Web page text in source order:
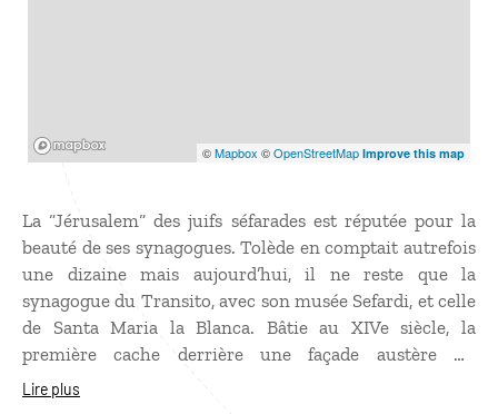
©Mapbox ©OpenStreetMap Improve this map
La “Jérusalem“ des juifs séfarades est réputée pour la
beauté de ses synagogues. Tolède en comptait autrefois
une dizaine mais aujourd’hui, il ne reste que la
synagogue du Transito, avec son musée Sefardi, et celle
de Santa Maria la Blanca. Bâtie au XIVe siècle, la
première cache derrière une façade austère un
intérieur extraordinaire dans le plus pur style mudéjar,
Lire plus